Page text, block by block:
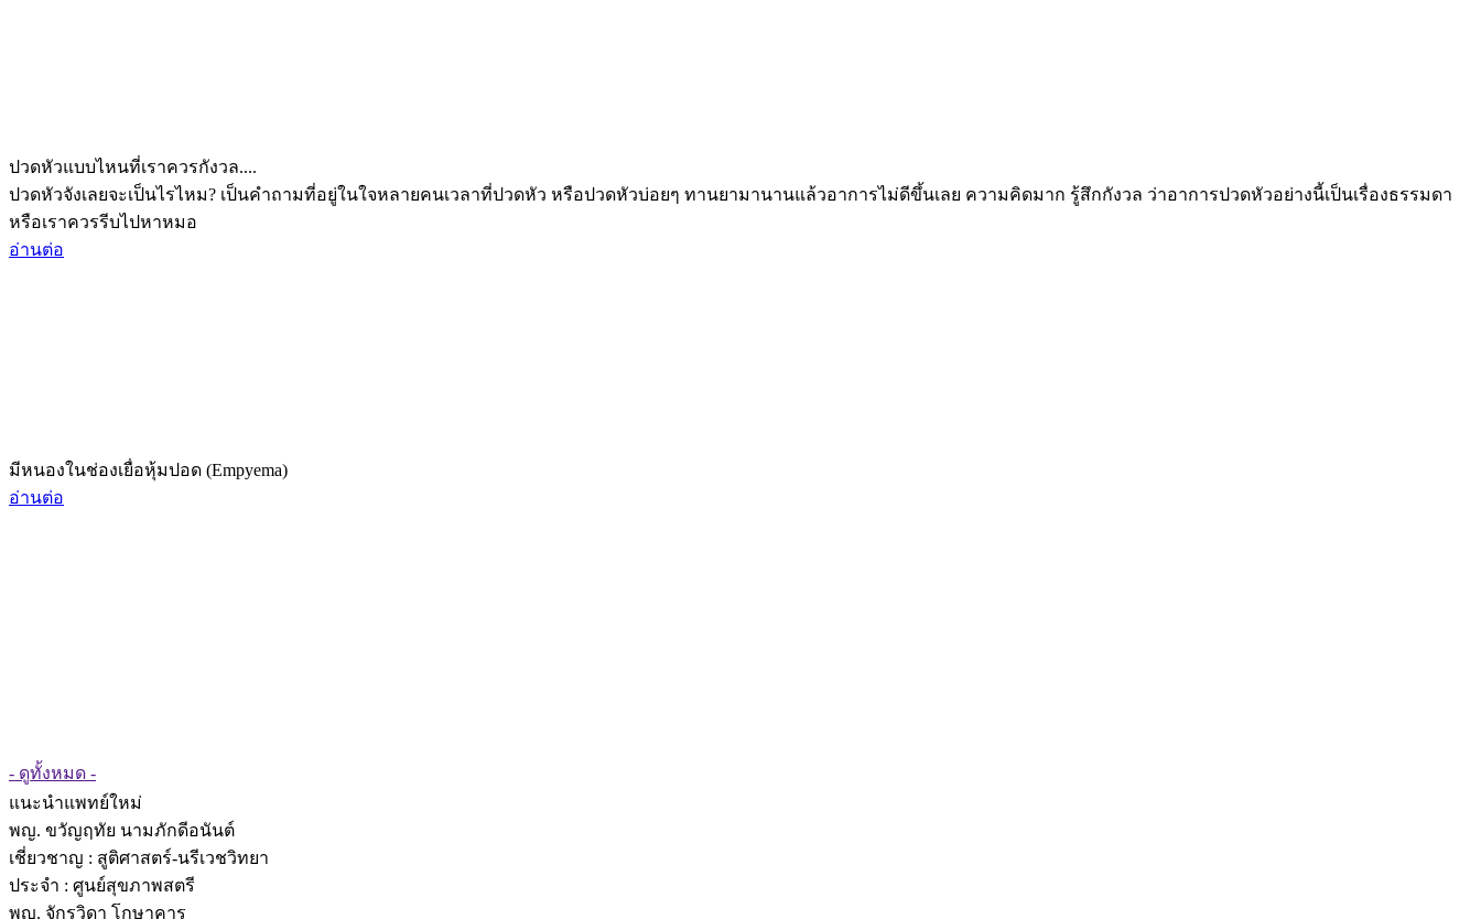
ปวดหัวแบบไหนที่เราควรกังวล....
ปวดหัวจังเลยจะเป็นไรไหม? เป็นคำถามที่อยู่ในใจหลายคนเวลาที่ปวดหัว หรือปวดหัวบ่อยๆ ทานยามานานแล้วอาการไม่ดีขึ้นเลย ความคิดมาก รู้สึกกังวล ว่าอาการปวดหัวอย่างนี้เป็นเรื่องธรรมดา
หรือเราควรรีบไปหาหมอ
อ่านต่อ
มีหนองในช่องเยื่อหุ้มปอด (Empyema)
อ่านต่อ
- ดูทั้งหมด -
แนะนำแพทย์ใหม่
พญ. ขวัญฤทัย นามภักดีอนันต์
เชี่ยวชาญ : สูติศาสตร์-นรีเวชวิทยา
ประจำ : ศูนย์สุขภาพสตรี
พญ. จักรวิดา โกษาคาร